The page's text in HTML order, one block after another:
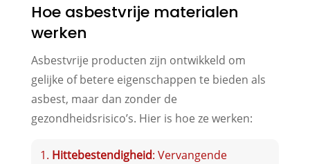
Hoe asbestvrije materialen
werken
Asbestvrije producten zijn ontwikkeld om
gelijke of betere eigenschappen te bieden als
asbest, maar dan zonder de
gezondheidsrisico’s. Hier is hoe ze werken:
Hittebestendigheid: Vervangende